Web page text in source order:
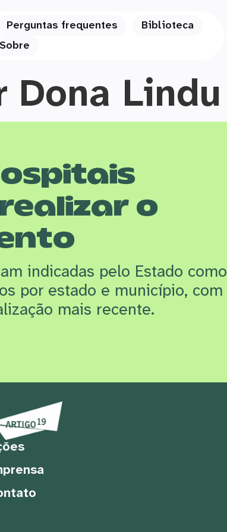
Perguntas frequentes
Biblioteca
Sobre
Lindu
o
indicadas pelo Estado como
por estado e município, com
mais recente.